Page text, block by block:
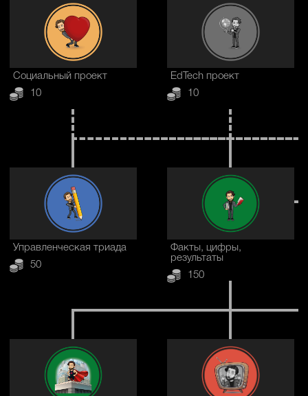
Социальный проект
10
EdTech проект
10
Управленческая триада
50
Факты, цифры,
результаты
150